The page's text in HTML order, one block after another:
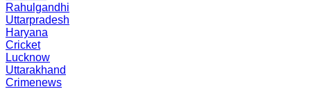
Rahulgandhi
Uttarpradesh
Haryana
Cricket
Lucknow
Uttarakhand
Crimenews